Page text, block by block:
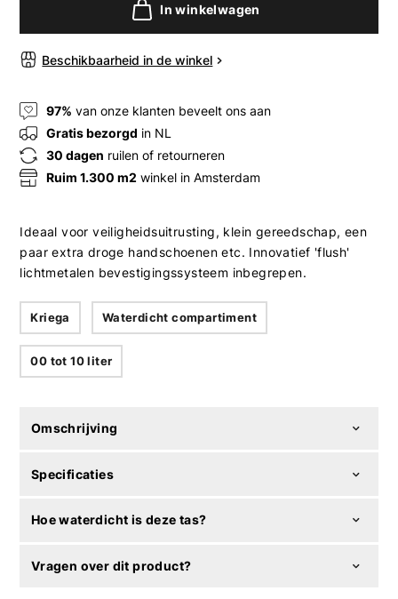
In winkelwagen
Beschikbaarheid in de winkel
97% van onze klanten beveelt ons aan
Gratis bezorgd in NL
30 dagen ruilen of retourneren
Ruim 1.300 m2 winkel in Amsterdam
Ideaal voor veiligheidsuitrusting, klein gereedschap, een
paar extra droge handschoenen etc. Innovatief 'flush'
lichtmetalen bevestigingssysteem inbegrepen.
Kriega Waterdicht compartiment
00 tot 10 liter
Omschrijving
Specificaties
Hoe waterdicht is deze tas?
Vragen over dit product?